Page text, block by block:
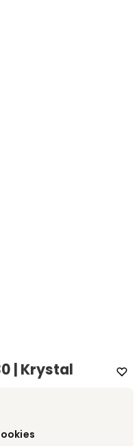
| Krystal